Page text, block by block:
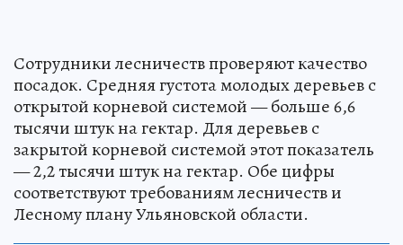
Сотрудники лесничеств проверяют качество
посадок. Средняя густота молодых деревьев с
открытой корневой системой — больше 6,6
тысячи штук на гектар. Для деревьев с
закрытой корневой системой этот показатель
— 2,2 тысячи штук на гектар. Обе цифры
соответствуют требованиям лесничеств и
Лесному плану Ульяновской области.